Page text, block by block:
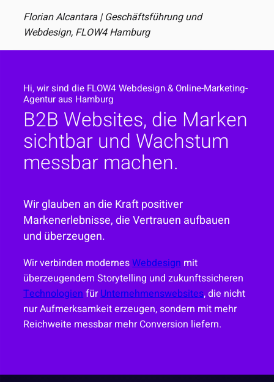
Florian Alcantara | Geschäftsführung und
Webdesign, FLOW4 Hamburg
Hi, wir sind die FLOW4 Webdesign & Online-Marketing-
Agentur aus Hamburg
B2B Websites, die Marken
sichtbar und Wachstum
messbar machen.
Wir glauben an die Kraft positiver
Markenerlebnisse, die Vertrauen aufbauen
und überzeugen.
Wir verbinden modernesWebdesign mit
überzeugendem Storytelling und zukunftssicheren
Technologien fürUnternehmenswebsites, die nicht
nur Aufmerksamkeit erzeugen, sondern mit mehr
Reichweite messbar mehr Conversion liefern.